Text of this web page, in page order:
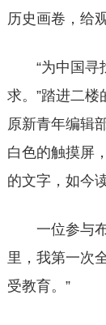
历史画卷，给
“为中国寻找
求。”踏进二
原新青年编辑
白色的触摸屏
的文字，如今
一位参与布
里，我第一次
受教育。”